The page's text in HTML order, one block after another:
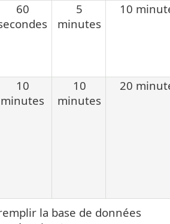
60
5
minutes
10
10
minutes
10
minutes
20
la base de données